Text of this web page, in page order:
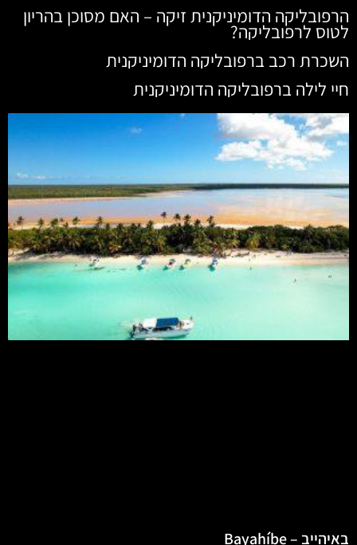
הרפובליקה הדומיניקנית זיקה – האם מסוכן בהריון
לטוס לרפובליקה?
השכרת רכב ברפובליקה הדומיניקנית
חיי לילה ברפובליקה הדומיניקנית
באיהייב – Bayahíbe